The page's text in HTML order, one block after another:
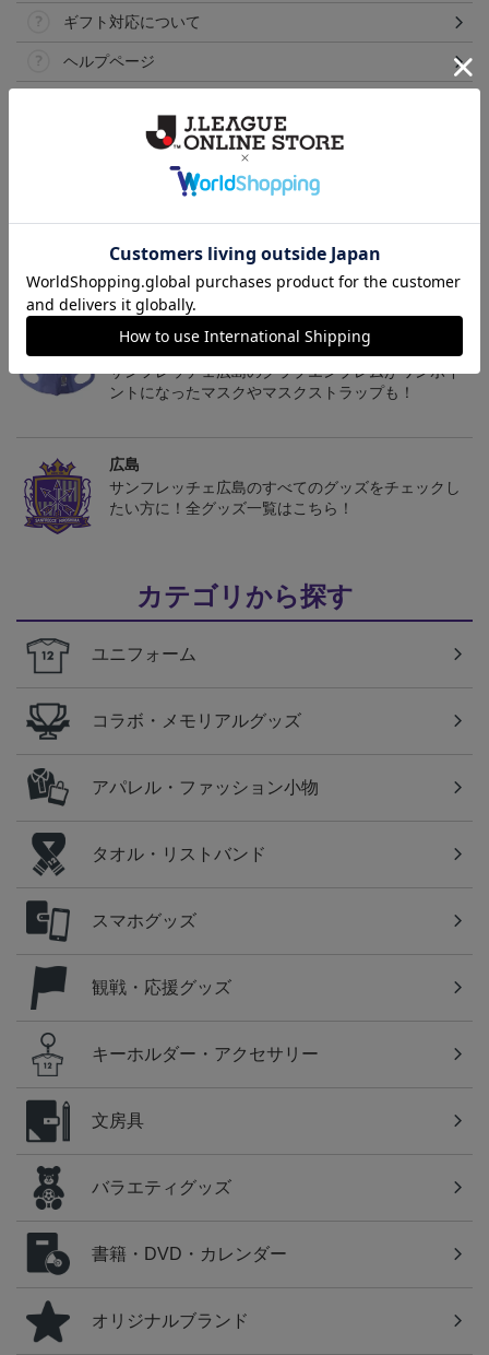
ギフト対応について
ヘルプページ
サンフレッチェ広島の2022ユニフォームを着て試合
を応援しよう！
サンフレッチェ広島のクラブエンブレムがワンポイ
ントになったマスクやマスクストラップも！
広島
サンフレッチェ広島のすべてのグッズをチェックし
たい方に！全グッズ一覧はこちら！
カテゴリから探す
ユニフォーム
コラボ・メモリアルグッズ
アパレル・ファッション小物
タオル・リストバンド
スマホグッズ
観戦・応援グッズ
キーホルダー・アクセサリー
文房具
バラエティグッズ
書籍・DVD・カレンダー
オリジナルブランド